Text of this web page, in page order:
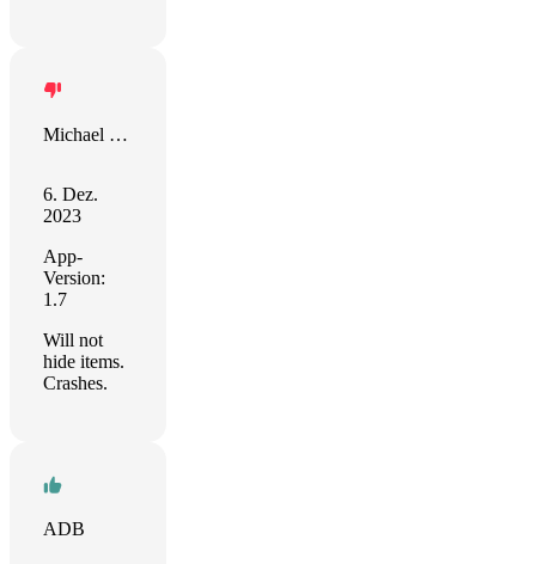
Michael Dugan
6. Dez.
2023
App-
Version:
1.7
Will not
hide items.
Crashes.
ADB